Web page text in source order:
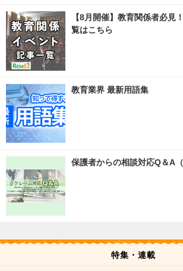
【8月開催】教育関係者必見
覧はこちら
教育業界 最新用語集
保護者からの相談対応Q＆A
特集・連載